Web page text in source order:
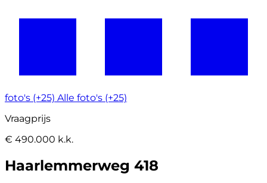
foto's (+25) Alle foto's (+25)
Vraagprijs
€ 490.000 k.k.
Haarlemmerweg 418